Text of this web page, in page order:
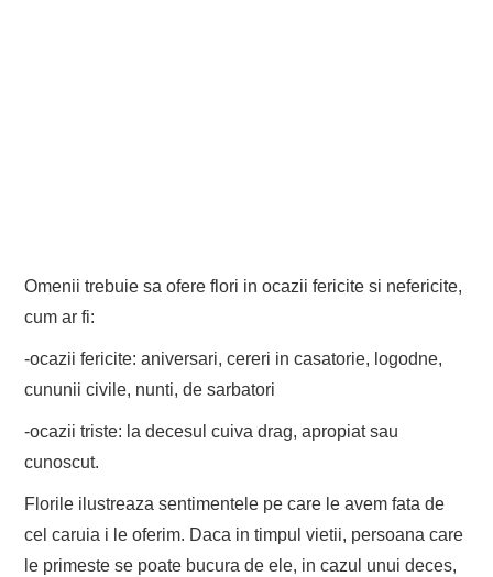
Omenii trebuie sa ofere flori in ocazii fericite si nefericite,
cum ar fi:
-ocazii fericite: aniversari, cereri in casatorie, logodne,
cununii civile, nunti, de sarbatori
-ocazii triste: la decesul cuiva drag, apropiat sau
cunoscut.
Florile ilustreaza sentimentele pe care le avem fata de
cel caruia i le oferim. Daca in timpul vietii, persoana care
le primeste se poate bucura de ele, in cazul unui deces,